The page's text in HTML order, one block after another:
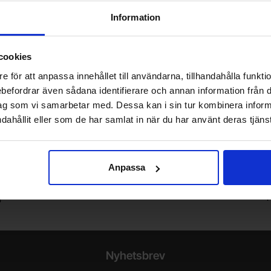
Information
för att anpassa innehållet till användarna, tillhandahålla
även sådana identifierare och annan information från
som vi samarbetar med. Dessa kan i sin tur kombinera
eller som de har samlat in när du har använt deras
Anpassa
st)
Art. nr
41002044
Lagervara, 32206 st
Från
Enhet:
st
-
Köp 25
0.50 SEK
100 - st 0.30 SEK
Enhet:
st
-
Vill du jobba på Electrokit?
Nyhetsbrev